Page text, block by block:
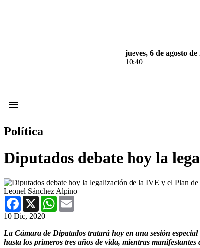
jueves, 6 de agosto de
10:40
≡
Política
Diputados debate hoy la
Leonel Sánchez Alpino
Facebook
X WhatsApp
10 Dic, 2020
La Cámara de Diputados tratará hoy en una sesión
hasta los primeros tres años de vida, mientras